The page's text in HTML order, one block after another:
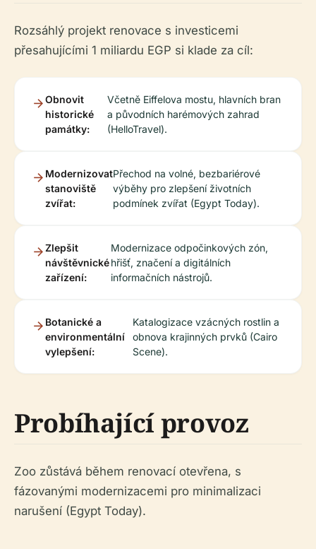
Rozsáhlý projekt renovace s investicemi
přesahujícími 1 miliardu EGP si klade za cíl:
Obnovit
historické
památky:
Včetně Eiffelova mostu, hlavních bran
a původních harémových zahrad
(HelloTravel).
Modernizovat
stanoviště
zvířat:
Přechod na volné, bezbariérové
výběhy pro zlepšení životních
podmínek zvířat (Egypt Today).
Zlepšit
návštěvnické
zařízení:
Modernizace odpočinkových zón,
hřišť, značení a digitálních
informačních nástrojů.
Botanické a
environmentální
vylepšení:
Katalogizace vzácných rostlin a
obnova krajinných prvků (Cairo
Scene).
Probíhající provoz
Zoo zůstává během renovací otevřena, s
fázovanými modernizacemi pro minimalizaci
narušení (Egypt Today).